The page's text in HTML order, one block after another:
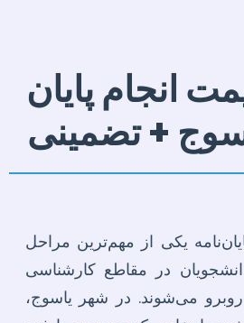
انجام پایان
+ تضمینی
یکی از مهم‌ترین مراحل
در مقاطع کارشناسی
می‌شوند. در شهر یاسوج،